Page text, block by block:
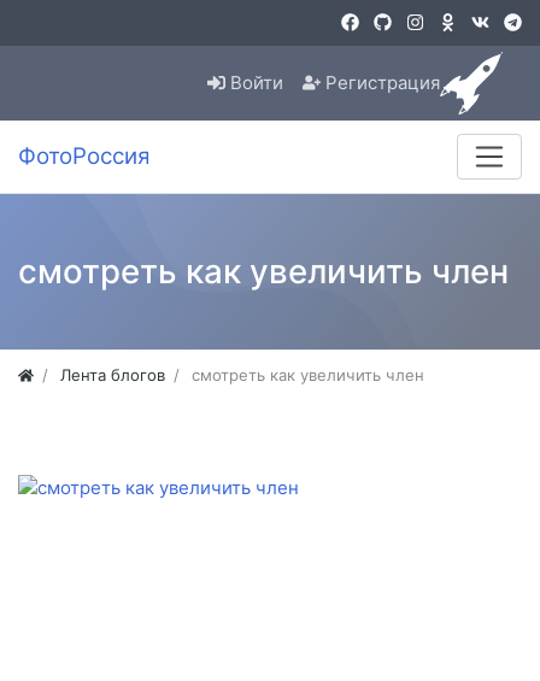
Войти Регистрация
ФотоРоссия
смотреть как увеличить член
Лента блогов смотреть как увеличить член